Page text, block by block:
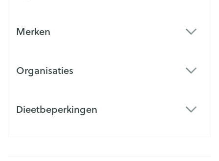
Merken
Organisaties
Dieetbeperkingen